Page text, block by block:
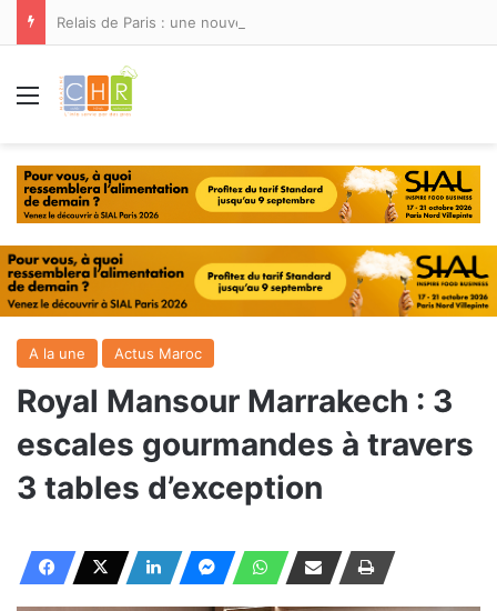
Menu
A la une Actus Maroc
Royal Mansour Marrakech : 3
escales gourmandes à travers
3 tables d’exception